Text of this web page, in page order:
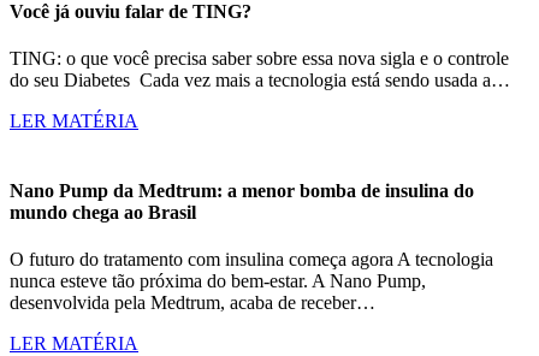
Você já ouviu falar de TING?
TING: o que você precisa saber sobre essa nova sigla e o controle
do seu Diabetes Cada vez mais a tecnologia está sendo usada a…
LER MATÉRIA
Nano Pump da Medtrum: a menor bomba de insulina do
mundo chega ao Brasil
O futuro do tratamento com insulina começa agora A tecnologia
nunca esteve tão próxima do bem-estar. A Nano Pump,
desenvolvida pela Medtrum, acaba de receber…
LER MATÉRIA